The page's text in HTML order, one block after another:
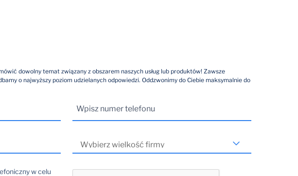
dowolny temat związany z obszarem naszych usług lub produktów! Zawsze
o najwyższy poziom udzielanych odpowiedzi. Oddzwonimy do Ciebie maksymalnie do
w celu